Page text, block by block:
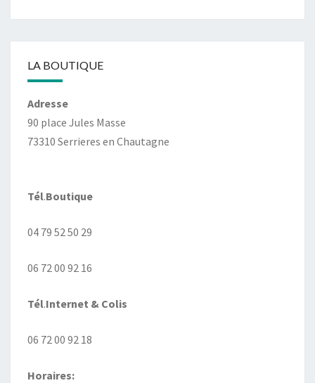
LA BOUTIQUE
Adresse
90 place Jules Masse
73310 Serrieres en Chautagne
Tél.Boutique
04 79 52 50 29
06 72 00 92 16
Tél.Internet & Colis
06 72 00 92 18
Horaires: